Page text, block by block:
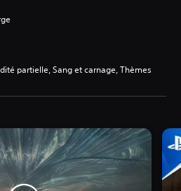
partielle, Sang et carnage, Thèmes